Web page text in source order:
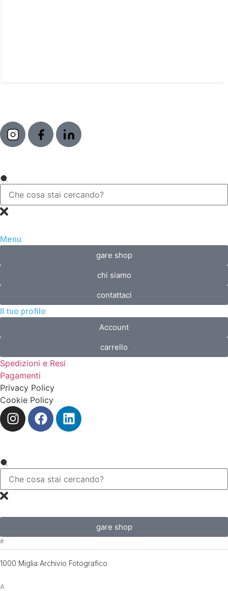
Menu
gare shop
chi siamo
contattaci
Il tuo profilo
Account
carrello
Spedizioni e Resi
Pagamenti
Privacy Policy
Cookie Policy
gare shop
#
1000 Miglia Archivio Fotografico
A